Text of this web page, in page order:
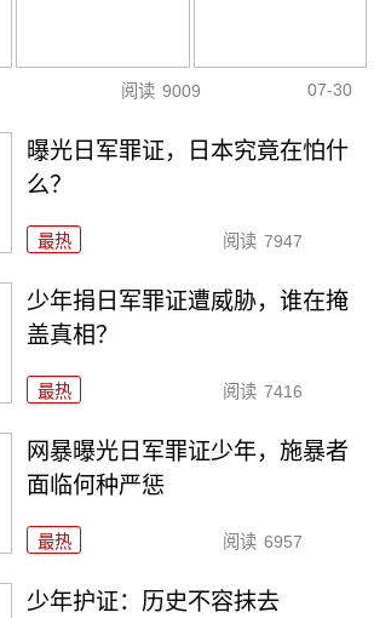
阅读 9009 07-30
曝光日军罪证，日本究竟在怕什
么？
最热 阅读 7947
少年捐日军罪证遭威胁，谁在掩
盖真相？
最热 阅读 7416
网暴曝光日军罪证少年，施暴者
面临何种严惩
最热 阅读 6957
少年护证：历史不容抹去